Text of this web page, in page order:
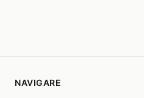
NAVIGARE